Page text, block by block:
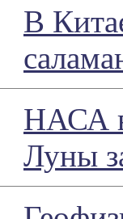
В
НАСА
Луны